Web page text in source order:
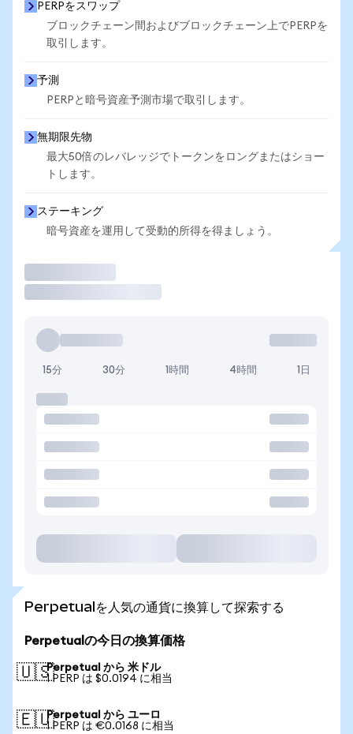
PERPをスワップ
ブロックチェーン間およびブロックチェーン上でPERPを
取引します。
予測
PERPと暗号資産予測市場で取引します。
無期限先物
最大50倍のレバレッジでトークンをロングまたはショー
トします。
ステーキング
暗号資産を運用して受動的所得を得ましょう。
15分 30分 1時間 4時間 1日
Perpetualを人気の通貨に換算して探索する
Perpetualの今日の換算価格
🇺🇸Perpetual から 米ドル
1 PERP は $0.0194 に相当
🇪🇺Perpetual から ユーロ
1 PERP は €0.0168 に相当